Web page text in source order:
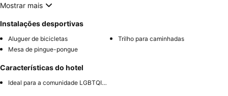
Mostrar mais
Instalações desportivas
Aluguer de bicicletas
Trilho para caminhadas
Mesa de pingue-pongue
Características do hotel
Ideal para a comunidade LGBTQIA+